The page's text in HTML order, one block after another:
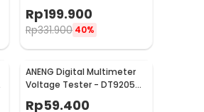
ET825
Rp199.900
Rp331.900 40%
ANENG Digital Multimeter
Voltage Tester - DT9205A-
Rp59.400